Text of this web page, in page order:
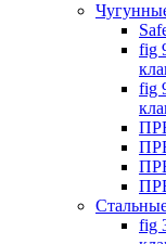
fig
fig
fig